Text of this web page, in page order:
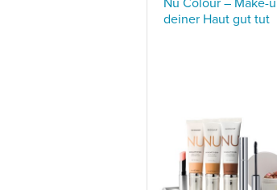
Nu Colour – Make-
deiner Haut gut tut